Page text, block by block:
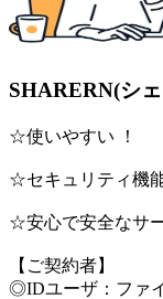
SHARERN(シ
☆使いやすい ！
☆セキュリティ機
☆安心で安全なサ
【ご契約者】
◎IDユーザ：ファ